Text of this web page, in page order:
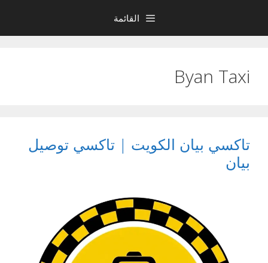
المحتوى
القائمة
Byan Taxi
تاكسي بيان الكويت | تاكسي توصيل
بيان